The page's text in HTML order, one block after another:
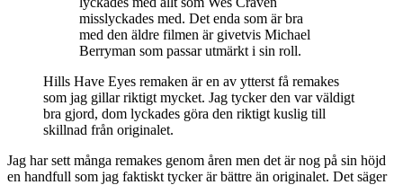
misslyckades med. Det enda som är bra
med den äldre filmen är givetvis Michael
Berryman som passar utmärkt i sin roll.
Hills Have Eyes remaken är en av ytterst få remakes
som jag gillar riktigt mycket. Jag tycker den var väldigt
bra gjord, dom lyckades göra den riktigt kuslig till
skillnad från originalet.
Jag har sett många remakes genom åren men det är nog på sin höjd
en handfull som jag faktiskt tycker är bättre än originalet. Det säger